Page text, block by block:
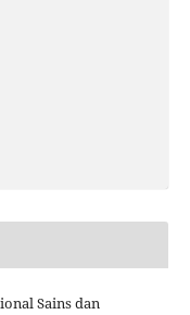
Sains dan